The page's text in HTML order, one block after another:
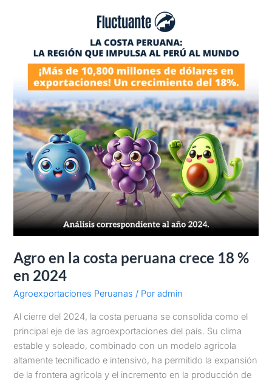
Agro en la costa peruana crece 18 %
en 2024
Agroexportaciones Peruanas / Poradmin
Al cierre del 2024, la costa peruana se consolida como el
principal eje de las agroexportaciones del país. Su clima
estable y soleado, combinado con un modelo agrícola
altamente tecnificado e intensivo, ha permitido la expansión
de la frontera agrícola y el incremento en la producción de
peruana
%
en
2024